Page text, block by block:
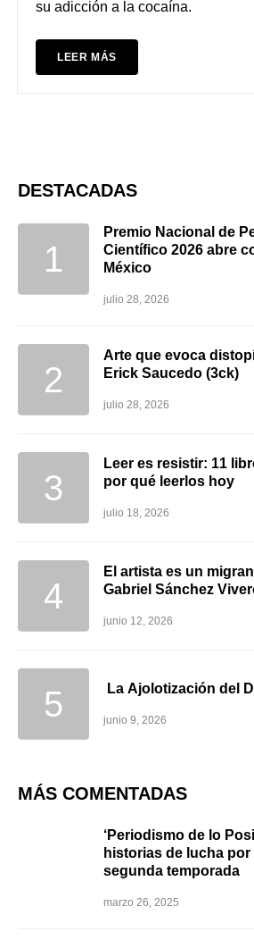
su adicción a la cocaína.
LEER MÁS
DESTACADAS
Premio Nacional de
Científico 2026 abre
México
julio 28, 2026
Arte que evoca
Erick Saucedo (3ck)
julio 28, 2026
Leer es resistir: 11
por qué leerlos hoy
julio 18, 2026
El artista es un
Gabriel Sánchez
junio 12, 2026
La Ajolotización del
junio 9, 2026
MÁS COMENTADAS
‘Periodismo de lo
historias de lucha
segunda temporada
marzo 26, 2025